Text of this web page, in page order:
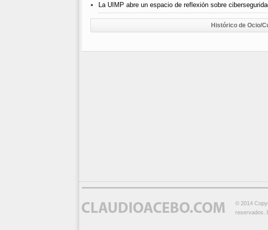
La UIMP abre un espacio de reflexión sobre
Histórico de Ocio/
© 2014
reservados.